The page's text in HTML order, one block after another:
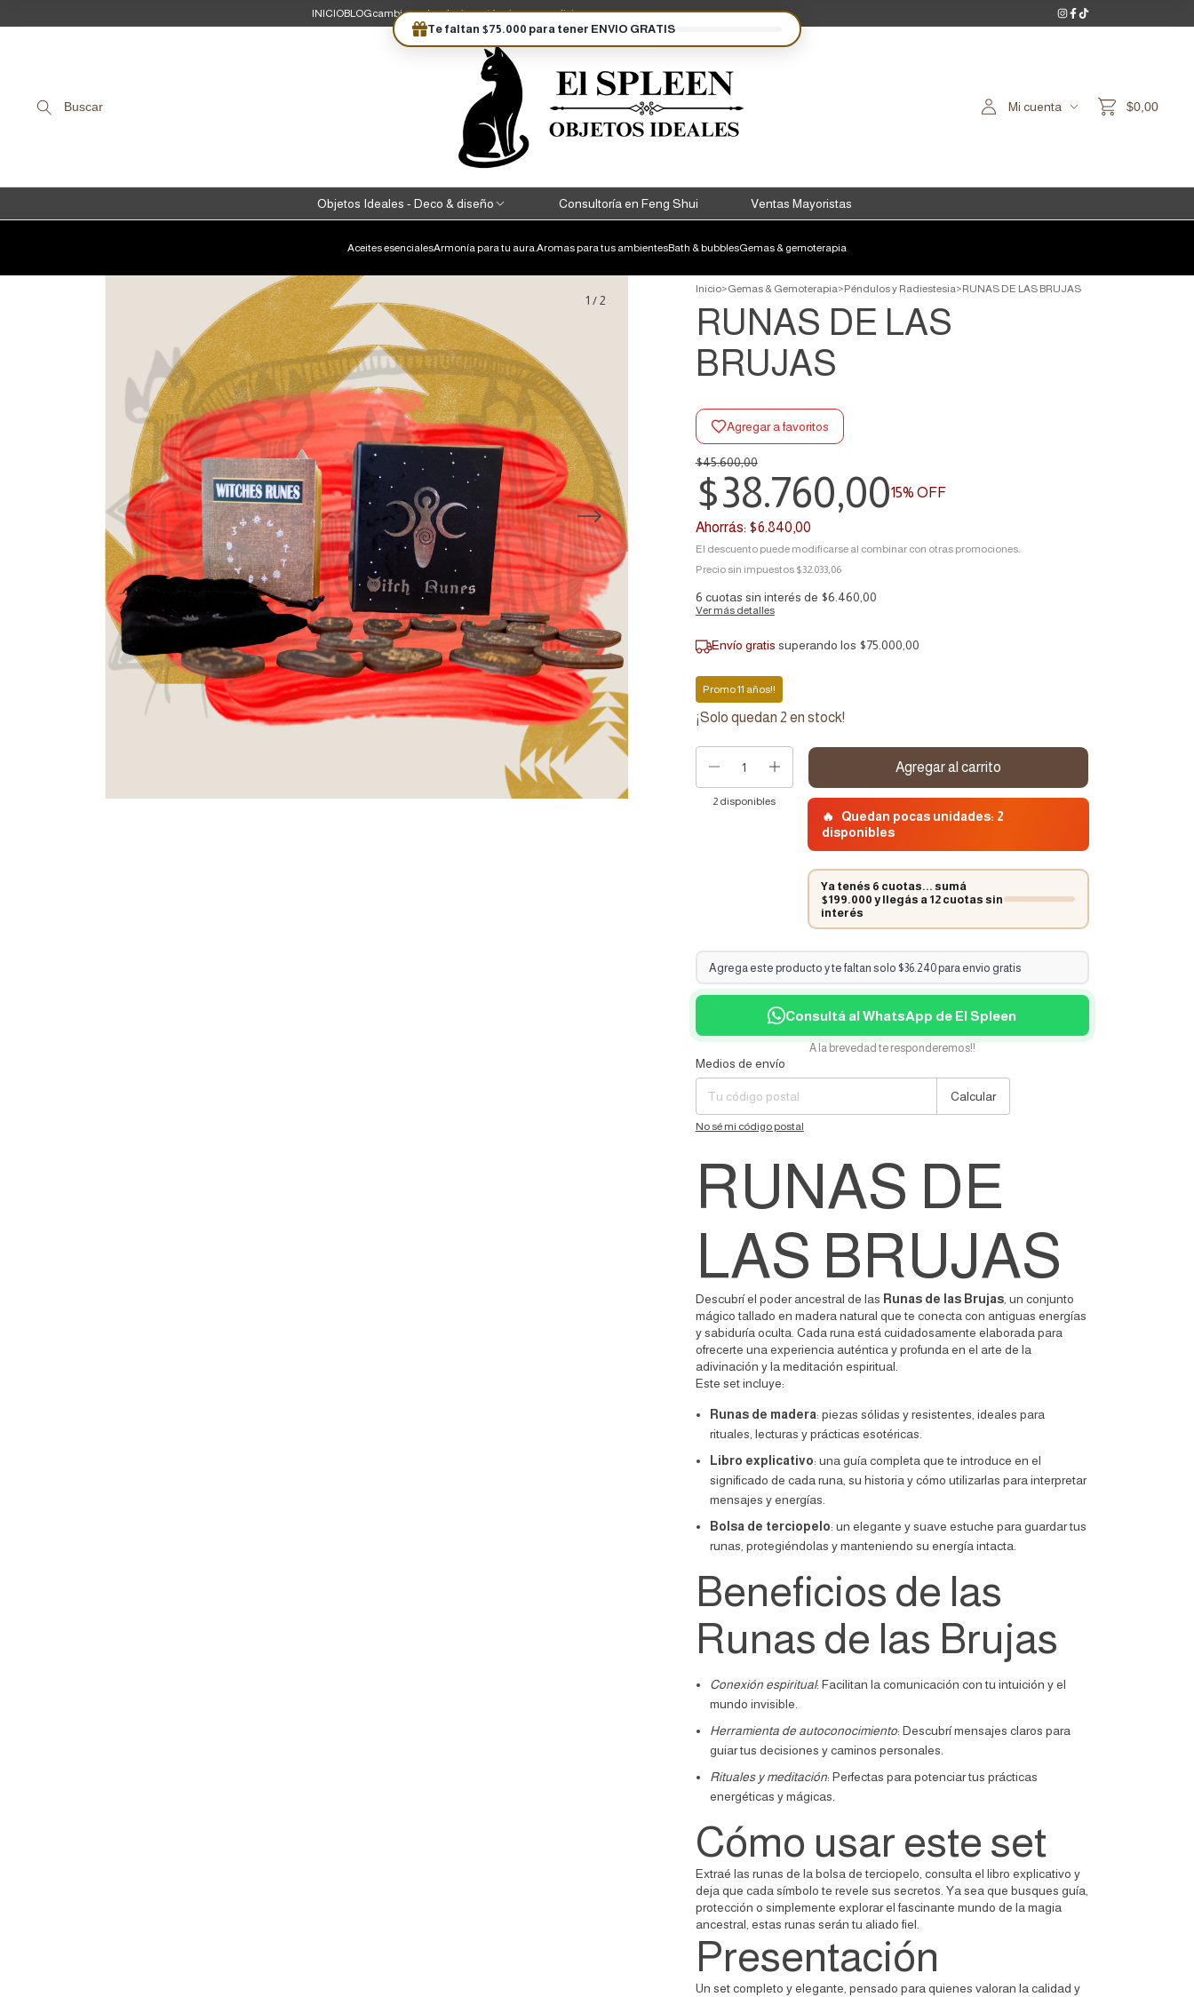
INICIOBLOGcambios y devolucionestérminos y condiciones
Buscar Mi cuenta $0,00
Objetos Ideales - Deco & diseño Consultoría en Feng Shui Ventas Mayoristas
Aceites esencialesArmonía para tu aura.Aromas para tus ambientesBath & bubblesGemas & gemoterapia
1 /2
Inicio>Gemas & Gemoterapia>Péndulos y Radiestesia>RUNAS DE LAS BRUJAS
RUNAS DE LAS
BRUJAS
Agregar a favoritos
$45.600,00
$38.760,0015% OFF
Ahorrás: $6.840,00
El descuento puede modificarse al combinar con otras promociones.
Precio sin impuestos $32.033,06
6 cuotas sin interés de $6.460,00
Ver más detalles
Envío gratis superando los $75.000,00
Promo 11 años!!
¡Solo quedan 2 en stock!
2 disponibles
🔥
Quedan pocas unidades: 2
disponibles
Ya tenés 6 cuotas... sumá
$199.000 y llegás a 12 cuotas sin
interés
Agrega este producto y te faltan solo $36.240 para envio gratis
Consultá al WhatsApp de El Spleen
A la brevedad te responderemos!!
Entregas para el CP:
Medios de envío
Calcular
No sé mi código postal
RUNAS DE
LAS BRUJAS
Descubrí el poder ancestral de las Runas de las Brujas, un conjunto
mágico tallado en madera natural que te conecta con antiguas energías
y sabiduría oculta. Cada runa está cuidadosamente elaborada para
ofrecerte una experiencia auténtica y profunda en el arte de la
adivinación y la meditación espiritual.
Este set incluye:
Runas de madera: piezas sólidas y resistentes, ideales para
rituales, lecturas y prácticas esotéricas.
Libro explicativo: una guía completa que te introduce en el
significado de cada runa, su historia y cómo utilizarlas para interpretar
mensajes y energías.
Bolsa de terciopelo: un elegante y suave estuche para guardar tus
runas, protegiéndolas y manteniendo su energía intacta.
Beneficios de las
Runas de las Brujas
Conexión espiritual: Facilitan la comunicación con tu intuición y el
mundo invisible.
Herramienta de autoconocimiento: Descubrí mensajes claros para
guiar tus decisiones y caminos personales.
Rituales y meditación: Perfectas para potenciar tus prácticas
energéticas y mágicas.
Cómo usar este set
Extraé las runas de la bolsa de terciopelo, consulta el libro explicativo y
deja que cada símbolo te revele sus secretos. Ya sea que busques guía,
protección o simplemente explorar el fascinante mundo de la magia
ancestral, estas runas serán tu aliado fiel.
Presentación
Un set completo y elegante, pensado para quienes valoran la calidad y
Te faltan $75.000 para tener ENVIO GRATIS